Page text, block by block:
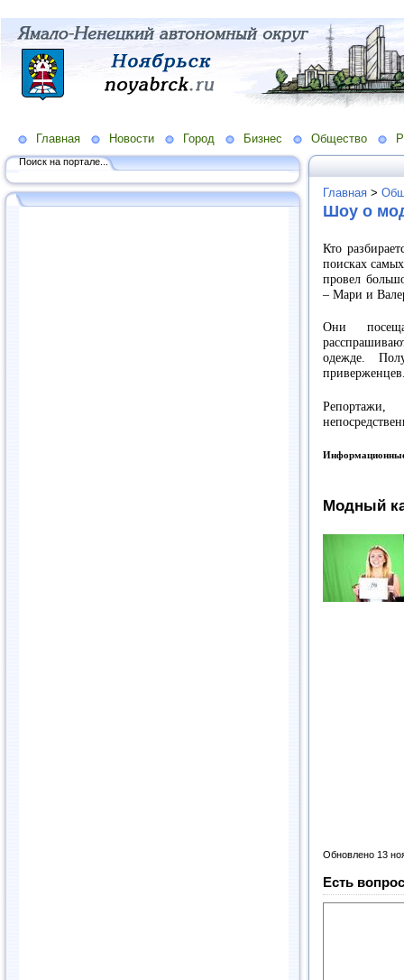
Главная Новости Город Бизнес Общество
Поиск на портале...
Главная >
Шоу о
Кто
поисках
провел
– Мари и
Они
одежде.
Модный
Обновлено 13
Есть